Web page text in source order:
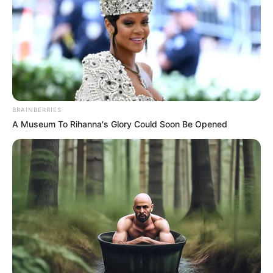
Εύβοια: Θλίψη για γνωστό επαγγελματία που
έφυγε από την ζωή
Ακολουθήστε το evianews.com στοGoogle
News
ΤΑ ΠΙΟ ΔΗΜΟΦΙΛΗ
BRAINBERRIES
A Museum To Rihanna's Glory Could Soon Be Opened